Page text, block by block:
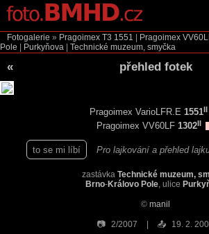
Fotogalerie » Pragoimex T3 1551 Pragoimex
Pole
Purkyňova Technické muzeum, smyčka
« přehled fotek
Pragoimex VarioLFR.E 1551
Pragoimex VV60LF 1302II
to se mi líbí Pro lajkování a přehled
zastávka Technické muzeum,
Brno-Královo Pole, ulice
© manil
📷 2/2007 📤 19. 2.